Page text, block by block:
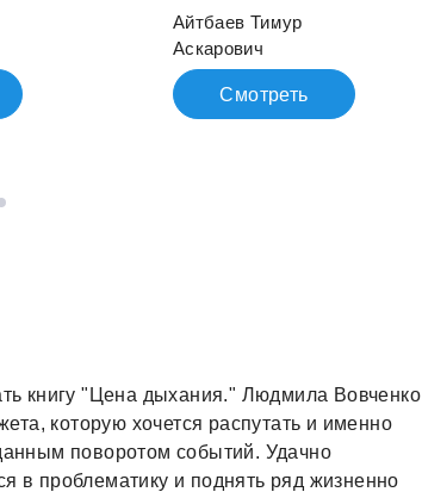
Айтбаев Тимур
Аскарович
Смотреть
книгу "Цена дыхания." Людмила Вовченко
которую хочется распутать и именно
поворотом событий. Удачно
в проблематику и поднять ряд жизненно